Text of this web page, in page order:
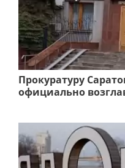
Прокуратуру
официально